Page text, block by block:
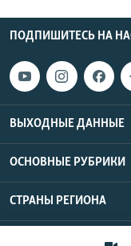
ПОДПИШИТЕСЬ НА
ВЫХОДНЫЕ ДАННЫЕ
ОСНОВНЫЕ РУБРИКИ
СТРАНЫ РЕГИОНА
Азаттык Азия